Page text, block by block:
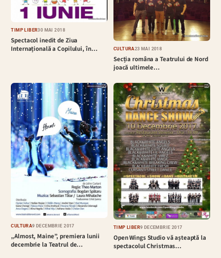
TIMP LIBER30 MAI 2018
Spectacol inedit de Ziua
Internațională a Copilului, în…
CULTURĂ23 MAI 2018
Secția româna a Teatrului de Nord
joacă ultimele…
CULTURĂ9 DECEMBRIE 2017
„Almost, Maine”, premiera lunii
decembrie la Teatrul de…
TIMP LIBER9 DECEMBRIE 2017
Open Wings Studio vă așteaptă la
spectacolul Christmas…